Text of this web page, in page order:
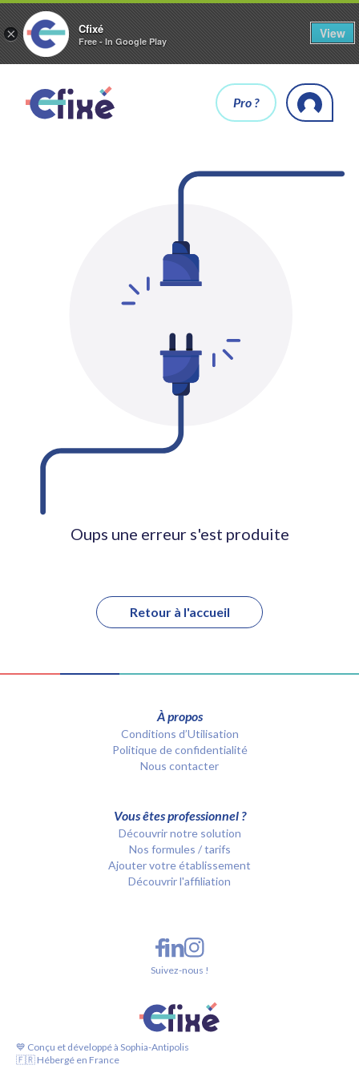
× Cfixé
Free - In Google Play
View
Pro ?
Oups une erreur s'est produite
Retour à l'accueil
À propos
Conditions d’Utilisation
Politique de confidentialité
Nous contacter
Vous êtes professionnel ?
Découvrir notre solution
Nos formules / tarifs
Ajouter votre établissement
Découvrir l'affiliation
💙 Conçu et développé à Sophia-Antipolis
🇫🇷 Hébergé en France
Suivez-nous !